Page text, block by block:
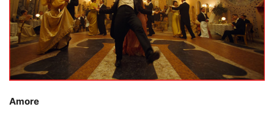
Amore